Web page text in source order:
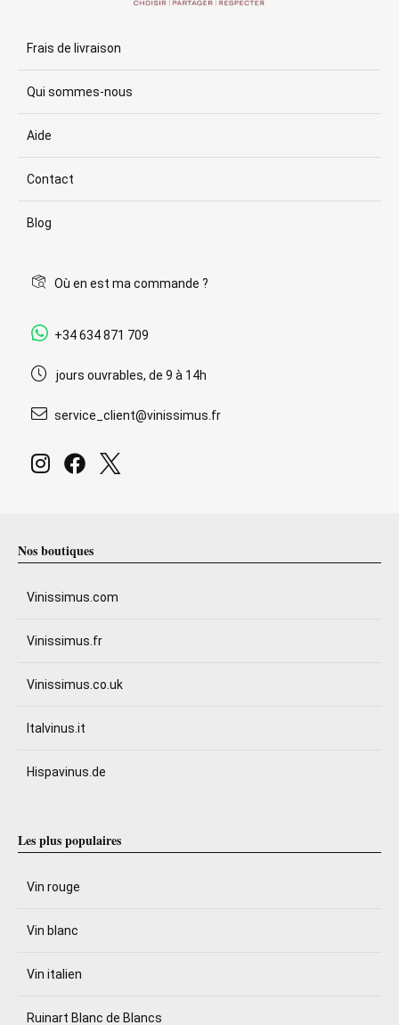
Frais de livraison
Qui sommes-nous
Aide
Contact
Blog
Où en est ma commande ?
+34 634 871 709
jours ouvrables, de 9 à 14h
service_client@vinissimus.fr
Nos boutiques
Vinissimus.com
Vinissimus.fr
Vinissimus.co.uk
Italvinus.it
Hispavinus.de
Les plus populaires
Vin rouge
Vin blanc
Vin italien
Ruinart Blanc de Blancs